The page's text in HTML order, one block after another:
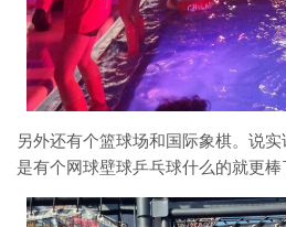
另外还有个篮球场和国际象棋。说
是有个网球壁球乒乓球什么的就更棒